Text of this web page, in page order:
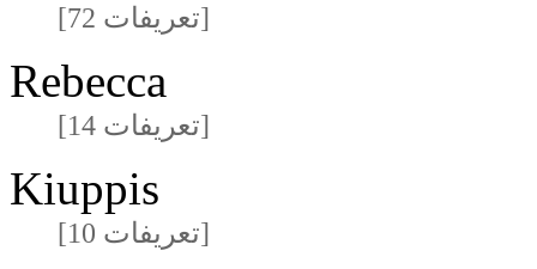
[72 تعريفات]
Rebecca
[14 تعريفات]
Kiuppis
[10 تعريفات]